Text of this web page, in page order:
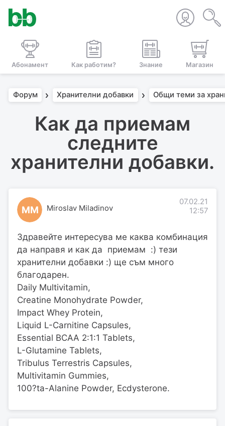
Абонамент Как работим? Знание Магазин
Форум Хранителни добавки Общи теми за
Как да приемам
следните
хранителни добавки.
MM Miroslav Miladinov
07.02.21
12:57
Здравейте интересува ме каква комбинация
да направя и как да приемам :) тези
хранителни добавки :) ще съм много
благодарен.
Daily Multivitamin,
Creatine Monohydrate Powder,
Impact Whey Protein,
Liquid L-Carnitine Capsules,
Essential BCAA 2:1:1 Tablets,
L-Glutamine Tablets,
Tribulus Terrestris Capsules,
Multivitamin Gummies,
100?ta-Alanine Powder, Ecdysterone.